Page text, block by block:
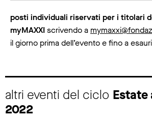
posti individuali riservati per i titolari
myMAXXIscrivendo a
il giorno prima dell’evento e fino a
altri eventi del ciclo Estate
2022